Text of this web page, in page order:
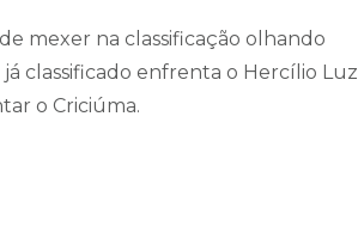
mexer na classificação olhando
classificado enfrenta o Hercílio Luz
o Criciúma.